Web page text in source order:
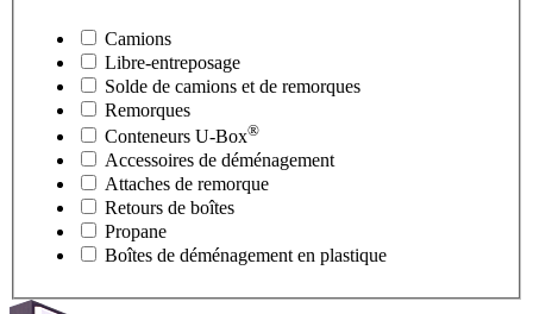
Camions
Libre-entreposage
Solde de camions et de remorques
Remorques
Conteneurs U-Box®
Accessoires de déménagement
Attaches de remorque
Retours de boîtes
Propane
Boîtes de déménagement en plastique